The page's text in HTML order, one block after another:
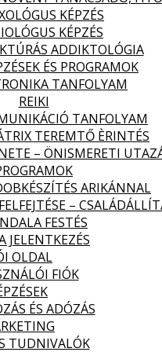
KÉPZÉS
KÉPZÉS
ADDIKTOLÓGIA
ÉS PROGRAMOK
TANFOLYAM
REIKI
TANFOLYAM
TEREMTŐ ÈRINTÉS
– ÖNISMERETI
ARIKÁNNAL
–
FESTÉS
JELENTKEZÉS
OLDAL
FIÓK
ÉS ADÓZÁS
TUDNIVALÓK